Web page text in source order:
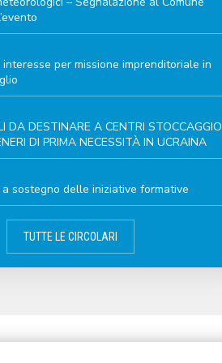
per missione imprenditoriale in
DA DESTINARE A CENTRI STOCCAGGIO
DI PRIMA NECESSITÀ IN UCRAINA
a sostegno delle iniziative formative
TUTTE LE CIRCOLARI